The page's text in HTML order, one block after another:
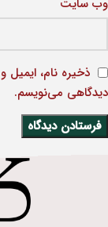
وب‌ سایت
ذخیره نام، ایمیل
دیدگاهی می‌نویسم.